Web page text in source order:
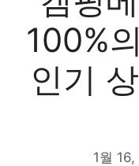
100%
인기
1월